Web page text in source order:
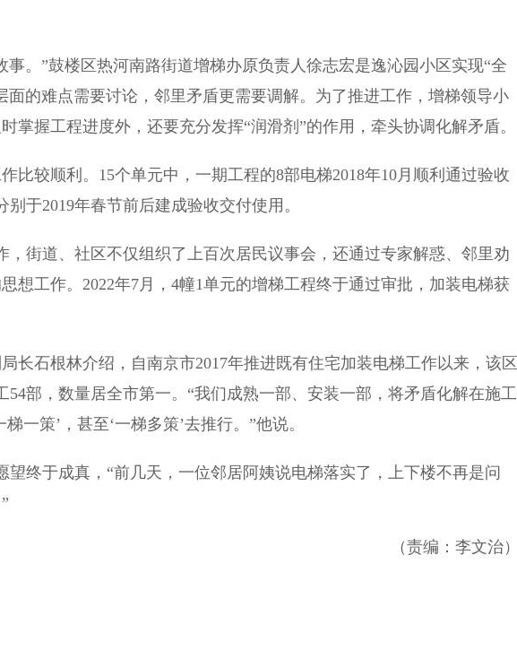
。”鼓楼区热河南路街道增梯办原负责人徐志宏是逸沁园小区实现“全
面的难点需要讨论，邻里矛盾更需要调解。为了推进工作，增梯领导小
掌握工程进度外，还要充分发挥“润滑剂”的作用，牵头协调化解矛盾。
较顺利。15个单元中，一期工程的8部电梯2018年10月顺利通过验收
于2019年春节前后建成验收交付使用。
街道、社区不仅组织了上百次居民议事会，还通过专家解惑、邻里劝
想工作。2022年7月，4幢1单元的增梯工程终于通过审批，加装电梯获
石根林介绍，自南京市2017年推进既有住宅加装电梯工作以来，该区
54部，数量居全市第一。“我们成熟一部、安装一部，将矛盾化解在施工
一策’，甚至‘一梯多策’去推行。”他说。
终于成真，“前几天，一位邻居阿姨说电梯落实了，上下楼不再是问
（责编：李文治）